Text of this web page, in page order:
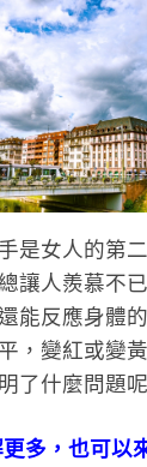
是女人的第
讓人羨慕不
能反應身體
，變紅或變
了什麼問題
多，也可以